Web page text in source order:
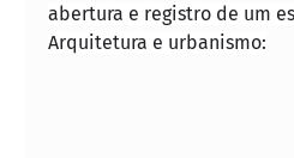
abertura e registro de um
Arquitetura e urbanismo: